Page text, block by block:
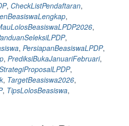
, CheckListPendaftaran,
,
,
,
, PersiapanBeasiswaLPDP,
, PrediksiBukaJanuariFebruari,
,
, TargetBeasiswa2026,
, TipsLolosBeasiswa,